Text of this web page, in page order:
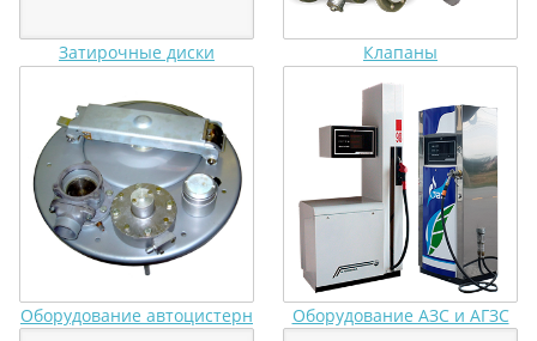
Затирочные диски Клапаны
Оборудование автоцистерн Оборудование АЗС и АГЗС